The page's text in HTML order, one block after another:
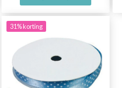
31% korting